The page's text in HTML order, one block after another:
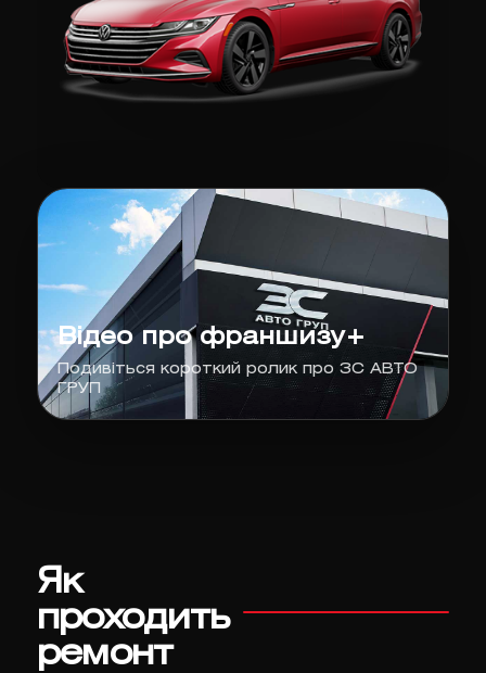
Відео про франшизу+
Подивіться короткий ролик про ЗС АВТО
ГРУП
Як
проходить
ремонт